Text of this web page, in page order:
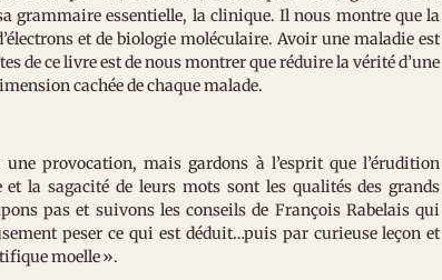
grammaire essentielle, la clinique. Il nous montre que la
et de biologie moléculaire. Avoir une maladie est
de ce livre est de nous montrer que réduire la vérité d’une
cachée de chaque malade.
provocation, mais gardons à l’esprit que l’érudition
la sagacité de leurs mots sont les qualités des grands
pas et suivons les conseils de François Rabelais qui
peser ce qui est déduit…puis par curieuse leçon et
moelle ».